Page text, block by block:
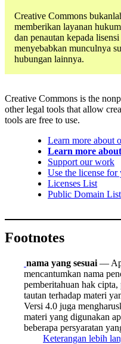
Creative Commons
memberikan layanan
dan penautan kepada
menyebabkan munculnya
hubungan lainnya.
Creative Commons is the
other legal tools that allow
tools are free to use.
Learn more about
Learn more
Support our work
Use the license
Licenses List
Public Domain List
Footnotes
nama yang sesuai —
mencantumkan nama
pemberitahuan hak
tautan terhadap materi
Versi 4.0 juga
materi yang digunakan
beberapa persyaratan
Keterangan lebih